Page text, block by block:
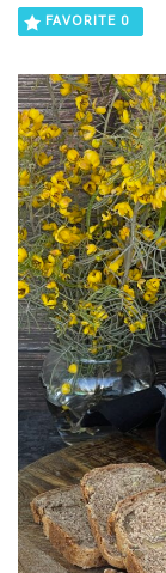
FAVORITE 0